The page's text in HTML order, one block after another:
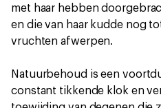
met haar hebben
en die van haar kudde nog
vruchten afwerpen.
Natuurbehoud is een
constant tikkende klok en